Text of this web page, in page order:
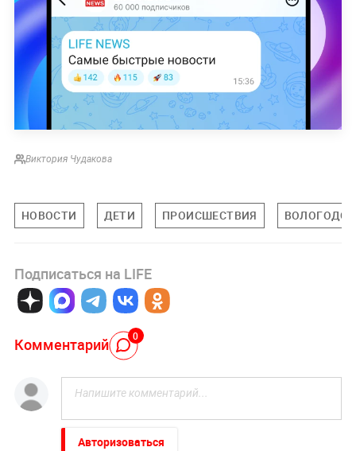
Виктория Чудакова
НОВОСТИ ДЕТИ ПРОИСШЕСТВИЯ
Подписаться на LIFE
Комментарий 0
Авторизоваться